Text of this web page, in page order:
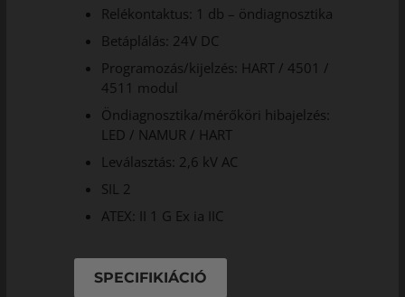
Relékontaktus: 1 db – öndiagnosztika
Betáplálás: 24V DC
Programozás/kijelzés: HART / 4501 /
4511 modul
Öndiagnosztika/mérőköri hibajelzés:
LED / NAMUR / HART
Leválasztás: 2,6 kV AC
SIL 2
ATEX: II 1 G Ex ia IIC
SPECIFIKIÁCIÓ